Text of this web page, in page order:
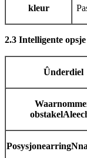
kleur
2.3 Intelligente opsje
Ûnderdiel
obstakelA
PosysjonearringN